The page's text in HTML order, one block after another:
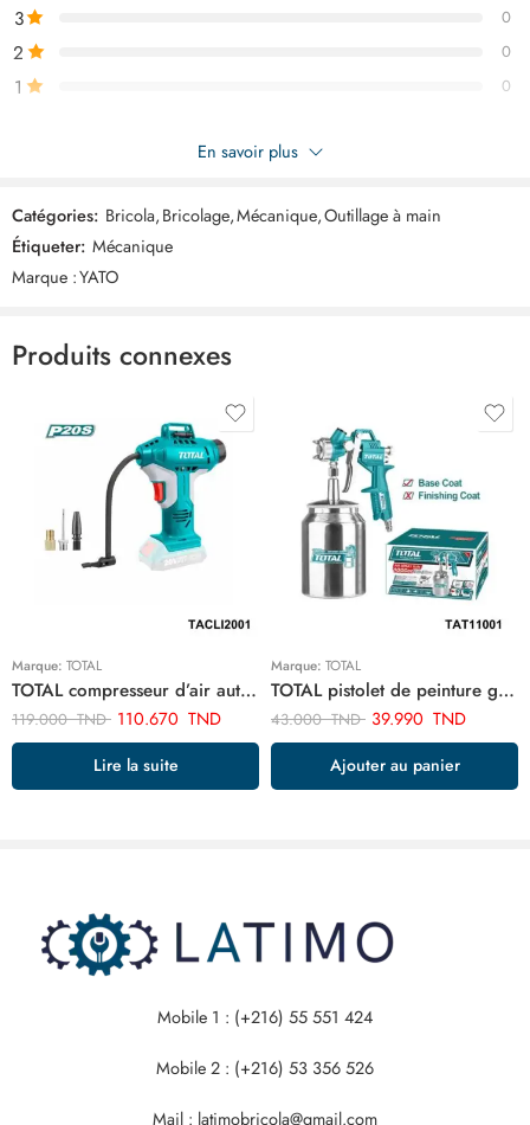
3 0
2 0
1 0
Soyez le premier à donner votre avis sur “YATO Assortiment 475
clips garniture mazda YT06658”
Commentaires
Il n'y a pas encore de critiques.
En savoir plus
Catégories: Bricola,Bricolage,Mécanique,Outillage à main
Étiqueter: Mécanique
Marque :YATO
Produits connexes
Marque: TOTAL
TOTAL compresseur d’air automatique sans fil TACLI2001
119.000TND 110.670 TND
Lire la suite
Marque: TOTAL
TOTAL pistolet de peinture goude bas 1.5 mm 1000cc TAT11001
43.000TND 39.990 TND
Ajouter au panier
Mobile 1 : (+216) 55 551 424
Mobile 2 : (+216) 53 356 526
Mail : latimobricola@gmail.com